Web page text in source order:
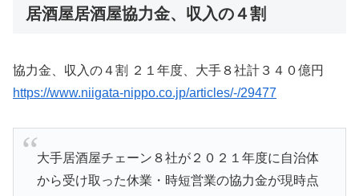
居酒屋居酒屋協力金、収入の４割
協力金、収入の４割 ２１年度、大手８社計３４０億円
https://www.niigata-nippo.co.jp/articles/-/29477
大手居酒屋チェーン８社が２０２１年度に自治体
から受け取った休業・時短営業の協力金が現時点